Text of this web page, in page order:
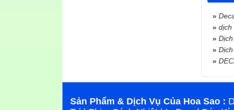
»
» dịch
»
»
»
Sản Phẩm & Dịch Vụ Của Hoa Sao :